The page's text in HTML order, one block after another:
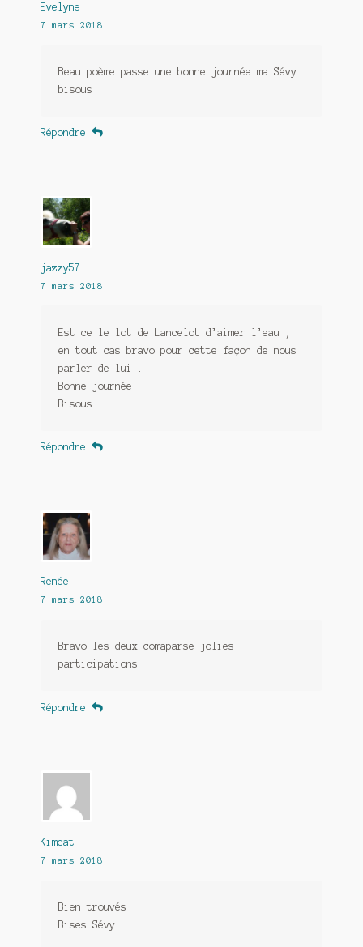
Evelyne
7 mars 2018
Beau poème passe une bonne journée ma Sévy
bisous
Répondre
jazzy57
7 mars 2018
Est ce le lot de Lancelot d’aimer l’eau ,
en tout cas bravo pour cette façon de nous
parler de lui .
Bonne journée
Bisous
Répondre
Renée
7 mars 2018
Bravo les deux comaparse jolies
participations
Répondre
Kimcat
7 mars 2018
Bien trouvés !
Bises Sévy